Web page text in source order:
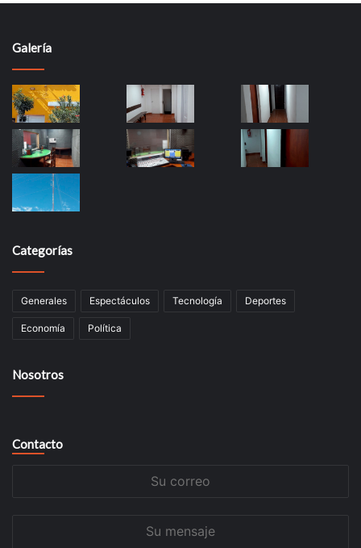
Galería
Categorías
Generales Espectáculos Tecnología Deportes
Economía Política
Nosotros
Contacto